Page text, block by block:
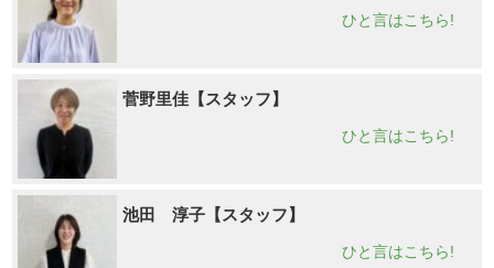
ひと言はこちら!
菅野里佳【スタッフ】
ひと言はこちら!
池田 淳子【スタッフ】
ひと言はこちら!